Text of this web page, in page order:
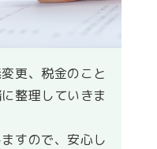
更、税金のこと
整理していきま
すので、安心し